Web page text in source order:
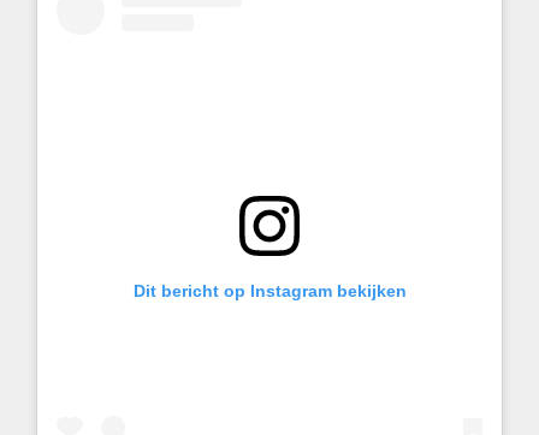
Dit bericht op Instagram bekijken